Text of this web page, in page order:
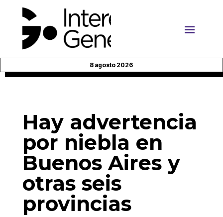
8 agosto 2026
Hay advertencia
por niebla en
Buenos Aires y
otras seis
provincias